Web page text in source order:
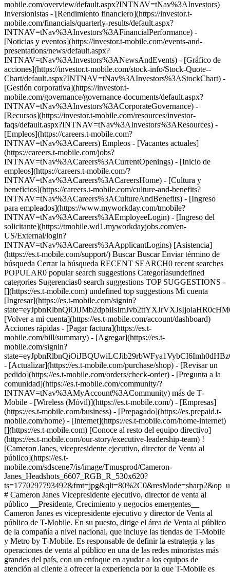
mobile.com/overview/default.aspx?INTNAV=tNav%3AInvestors)
Inversionistas - [Rendimiento financiero](https://investor.t-
mobile.com/financials/quarterly-results/default.aspx?
INTNAV=tNav%3AInvestors%3AFinancialPerformance) -
[Noticias y eventos](https://investor.t-mobile.com/events-and-
presentations/news/default.aspx?
INTNAV=tNav%3AInvestors%3ANewsAndEvents) - [Gráfico de
acciones](https://investor.t-mobile.com/stock-info/Stock-Quote--
Chart/default.aspx?INTNAV=tNav%3AInvestors%3AStockChart) -
[Gestión corporativa](https://investor.t-
mobile.com/governance/governance-documents/default.aspx?
INTNAV=tNav%3AInvestors%3ACorporateGovernance) -
[Recursos](https://investor.t-mobile.com/resources/investor-
faqs/default.aspx?INTNAV=tNav%3AInvestors%3AResources) -
[Empleos](https://careers.t-mobile.com?
INTNAV=tNav%3ACareers) Empleos - [Vacantes actuales]
(https://careers.t-mobile.com/jobs?
INTNAV=tNav%3ACareers%3ACurrentOpenings) - [Inicio de
empleos](https://careers.t-mobile.com/?
INTNAV=tNav%3ACareers%3ACareersHome) - [Cultura y
beneficios](https://careers.t-mobile.com/culture-and-benefits?
INTNAV=tNav%3ACareers%3ACultureAndBenefits) - [Ingreso
para empleados](https://www.myworkday.com/tmobile?
INTNAV=tNav%3ACareers%3AEmployeeLogin) - [Ingreso del
solicitante](https://tmobile.wd1.myworkdayjobs.com/en-
US/External/login?
INTNAV=tNav%3ACareers%3AApplicantLogins) [Asistencia]
(https://es.t-mobile.com/support/) Buscar Buscar Enviar término de
búsqueda Cerrar la búsqueda RECENT SEARCH0 recent searches
POPULAR0 popular search suggestions Categoríasundefined
categories Sugerencias0 search suggestions TOP SUGGESTIONS -
[](https://es.t-mobile.com) undefined top suggestions Mi cuenta
[Ingresar](https://es.t-mobile.com/signin?
[Volver a mi cuenta](https://es.t-mobile.com/account/dashboard)
Acciones rápidas - [Pagar factura](https://es.t-
mobile.com/bill/summary) - [Agregar](https://es.t-
mobile.com/signin?
- [Actualizar](https://es.t-mobile.com/purchase/shop) - [Revisar un
pedido](https://es.t-mobile.com/orders/check-order) - [Pregunta a la
comunidad](https://es.t-mobile.com/community/?
INTNAV=tNav%3AMyAccount%3ACommunity) más de T-
Mobile - [Wireless (Móvil)](https://es.t-mobile.com/) - [Empresas]
(https://es.t-mobile.com/business) - [Prepagado](https://es.prepaid.t-
mobile.com/home) - [Internet](https://es.t-mobile.com/home-internet)
[](https://es.t-mobile.com) [Conoce al resto del equipo directivo]
(https://es.t-mobile.com/our-story/executive-leadership-team) !
[Cameron Janes, vicepresidente ejecutivo, director de Venta al
público](https://es.t-
mobile.com/sdscene7/is/image/Tmusprod/Cameron-
Janes_Headshots_6607_RGB_R_530x620?
# Cameron Janes Vicepresidente ejecutivo, director de venta al
público __Presidente, Crecimiento y negocios emergentes__
Cameron Janes es vicepresidente ejecutivo y director de Venta al
público de T-Mobile. En su puesto, dirige el área de Venta al público
de la compañía a nivel nacional, que incluye las tiendas de T-Mobile
y Metro by T-Mobile. Es responsable de definir la estrategia y las
operaciones de venta al público en una de las redes minoristas más
grandes del país, con un enfoque en ayudar a los equipos de
atención al cliente a ofrecer la experiencia por la que T-Mobile es